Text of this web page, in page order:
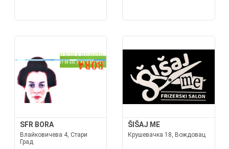
SFR BORA
Влайковичева 4, Стари
Град
ŠIŠAJ ME
Крушевачка 18, Вождовац